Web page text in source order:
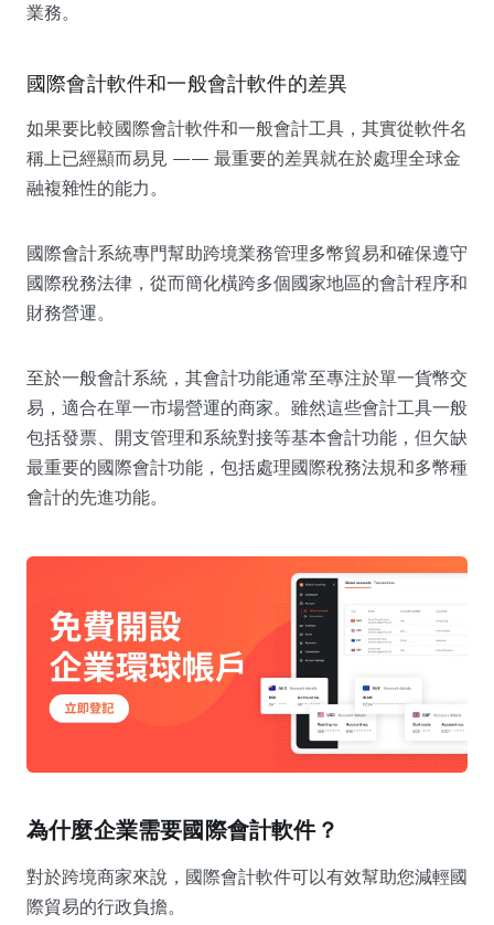
業務。
國際會計軟件和一般會計軟件的差異
如果要比較國際會計軟件和一般會計工具，其實從軟件名
稱上已經顯而易見 —— 最重要的差異就在於處理全球金
融複雜性的能力。
國際會計系統專門幫助跨境業務管理多幣貿易和確保遵守
國際稅務法律，從而簡化橫跨多個國家地區的會計程序和
財務營運。
至於一般會計系統，其會計功能通常至專注於單一貨幣交
易，適合在單一市場營運的商家。雖然這些會計工具一般
包括發票、開支管理和系統對接等基本會計功能，但欠缺
最重要的國際會計功能，包括處理國際稅務法規和多幣種
會計的先進功能。
為什麼企業需要國際會計軟件？
對於跨境商家來說，國際會計軟件可以有效幫助您減輕國
際貿易的行政負擔。